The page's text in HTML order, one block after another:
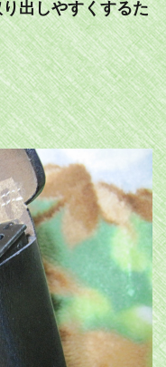
出しやすくするた